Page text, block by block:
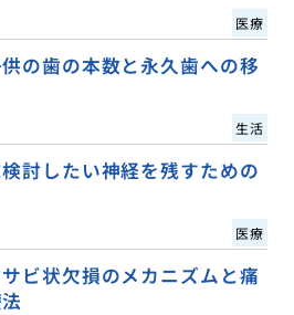
医療
の歯の本数と永久歯への移
生活
討したい神経を残すための
医療
ビ状欠損のメカニズムと痛